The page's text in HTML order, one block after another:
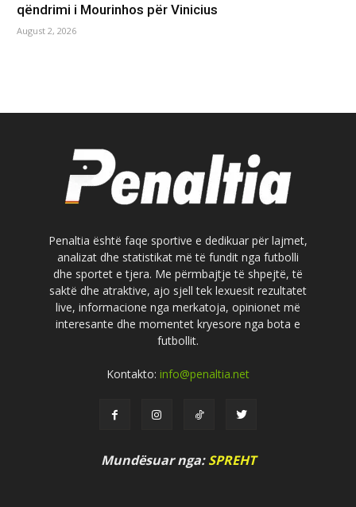
qëndrimi i Mourinhos për Vinicius
August 2, 2026
Penaltia është faqe sportive e dedikuar për lajmet,
analizat dhe statistikat më të fundit nga futbolli
dhe sportet e tjera. Me përmbajtje të shpejtë, të
saktë dhe atraktive, ajo sjell tek lexuesit rezultatet
live, informacione nga merkatoja, opinionet më
interesante dhe momentet kryesore nga bota e
futbollit.
Kontakto: info@penaltia.net
Mundësuar nga:SPREHT